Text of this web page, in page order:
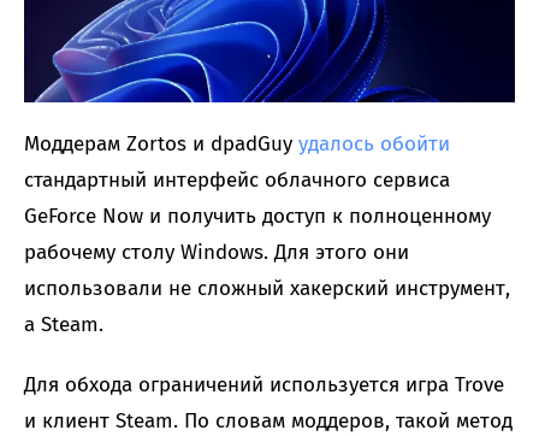
Моддерам Zortos и dpadGuy удалось обойти
стандартный интерфейс облачного сервиса
GeForce Now и получить доступ к полноценному
рабочему столу Windows. Для этого они
использовали не сложный хакерский инструмент,
а Steam.
Для обхода ограничений используется игра Trove
и клиент Steam. По словам моддеров, такой метод